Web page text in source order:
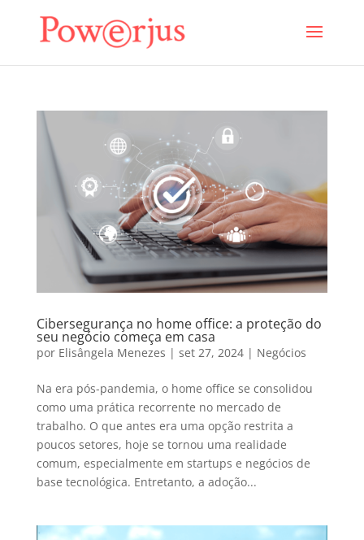
Cibersegurança no home office: a proteção do
seu negócio começa em casa
por Elisângela Menezes | set 27, 2024| Negócios
Na era pós-pandemia, o home office se consolidou
como uma prática recorrente no mercado de
trabalho. O que antes era uma opção restrita a
poucos setores, hoje se tornou uma realidade
comum, especialmente em startups e negócios de
base tecnológica. Entretanto, a adoção...